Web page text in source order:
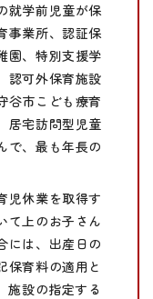
就学前児童が保
事業所、認証保
園、特別支援学
認可外保育施設
谷市こども療育
居宅訪問型児童
で、最も年長の
児休業を取得す
て上のお子さん
には、出産日の
保育料の適用と
施設の指定する